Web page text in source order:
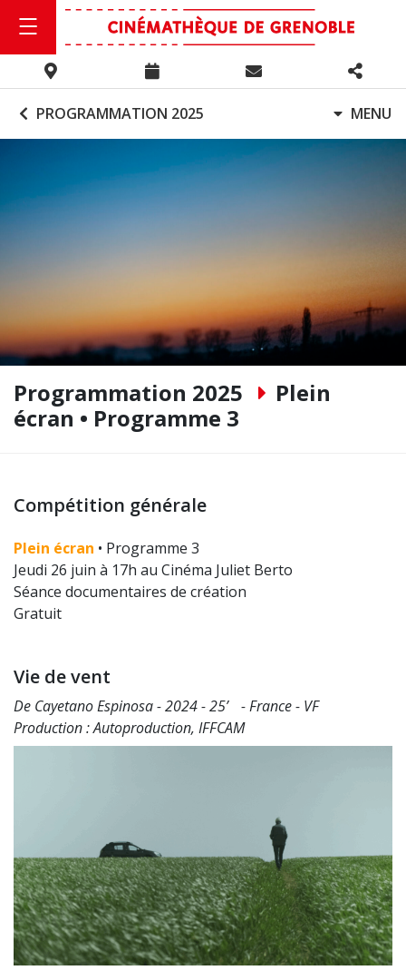
PROGRAMMATION 2025 MENU
Programmation 2025
Plein
écran • Programme 3
Compétition générale
Plein écran • Programme 3
Jeudi 26 juin à 17h au Cinéma Juliet Berto
Séance documentaires de création
Gratuit
Vie de vent
De Cayetano Espinosa - 2024 - 25’ - France - VF
Production : Autoproduction, IFFCAM